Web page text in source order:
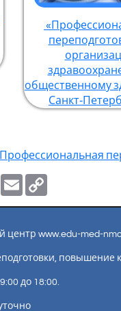
общественному
Odnoklassniki
Email
www.edu-med-
повышение
до 18:00.